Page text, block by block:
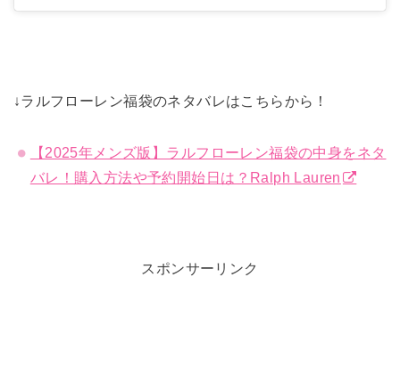
↓ラルフローレン福袋のネタバレはこちらから！
【2025年メンズ版】ラルフローレン福袋の中身をネタ
バレ！購入方法や予約開始日は？Ralph Lauren
スポンサーリンク